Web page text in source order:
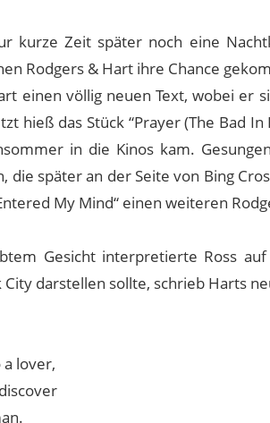
kurze Zeit später noch eine
Rodgers & Hart ihre Chance
einen völlig neuen Text, wobei er
hieß das Stück “Prayer (The Bad
in die Kinos kam.
die später an der Seite von Bing
My Mind“ einen weiteren
Gesicht interpretierte Ross
City darstellen sollte, schrieb Harts
lover,